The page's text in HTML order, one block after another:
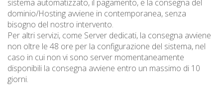
sistema automatizzato, il pagamento, e la consegna del
dominio/Hosting avviene in contemporanea, senza
bisogno del nostro intervento.
Per altri servizi, come Server dedicati, la consegna avviene
non oltre le 48 ore per la configurazione del sistema, nel
caso in cui non vi sono server momentaneamente
disponibili la consegna avviene entro un massimo di 10
giorni.